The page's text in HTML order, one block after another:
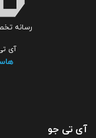
رسانه
آی
آی تی جو